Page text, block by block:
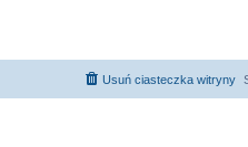
Usuń ciasteczka witryny